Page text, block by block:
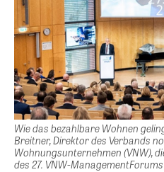
Wie das bezahlbare Wohnen
Breitner, Direktor des Verbands
Wohnungsunternehmen (VNW),
des 27. VNW-